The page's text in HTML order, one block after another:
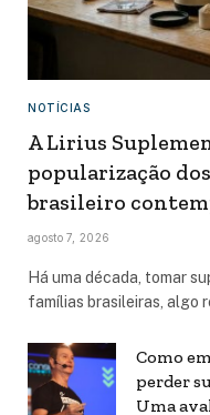
NOTÍCIAS
A Lirius
popularização
brasileiro
agosto 7, 2026
Há uma década, tomar
famílias brasileiras, algo
Como
perder
Uma